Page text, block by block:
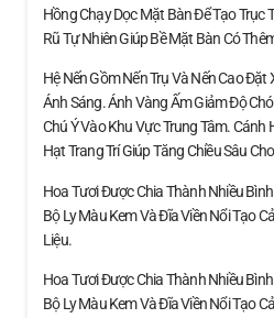
Hồng Chạy Dọc Mặt Bàn Để Tạo Trục
Rũ Tự Nhiên Giúp Bề Mặt Bàn Có
Hệ Nến Gồm Nến Trụ Và Nến Cao Đặt
Ánh Sáng. Ánh Vàng Ấm Giảm Độ
Chú Ý Vào Khu Vực Trung Tâm. Cánh
Hạt Trang Trí Giúp Tăng Chiều Sâu
Hoa Tươi Được Chia Thành Nhiều
Bộ Ly Màu Kem Và Đĩa Viền Nổi Tạo
Liệu.
Hoa Tươi Được Chia Thành Nhiều
Bộ Ly Màu Kem Và Đĩa Viền Nổi Tạo